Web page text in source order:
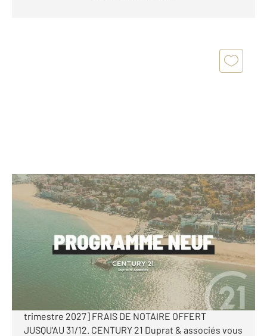
AUDENGE 33
67,50 m2, 3 pièces
Ref : 10971
Appartement Duplex à vendre
263 600 €
[PROGRAMME NEUF - AUDENGE - T3 DUPLEX avec
jardin - 2 places de parking extérieur- Livraison 1er
trimestre 2027] FRAIS DE NOTAIRE OFFERT
JUSQU'AU 31/12. CENTURY 21 Duprat & associés vous